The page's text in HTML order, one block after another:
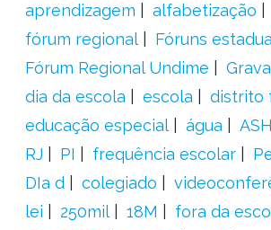
aprendizagem
alfabetização
fórum regional
Fóruns
Fórum Regional Undime
dia da escola
escola
distrito
educação especial
água
RJ
PI frequência escolar
DIa d
colegiado
lei
250mil 18M
fora da